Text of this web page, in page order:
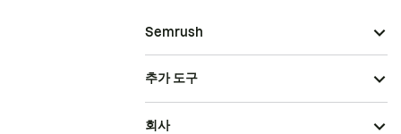
Semrush
추가 도구
회사